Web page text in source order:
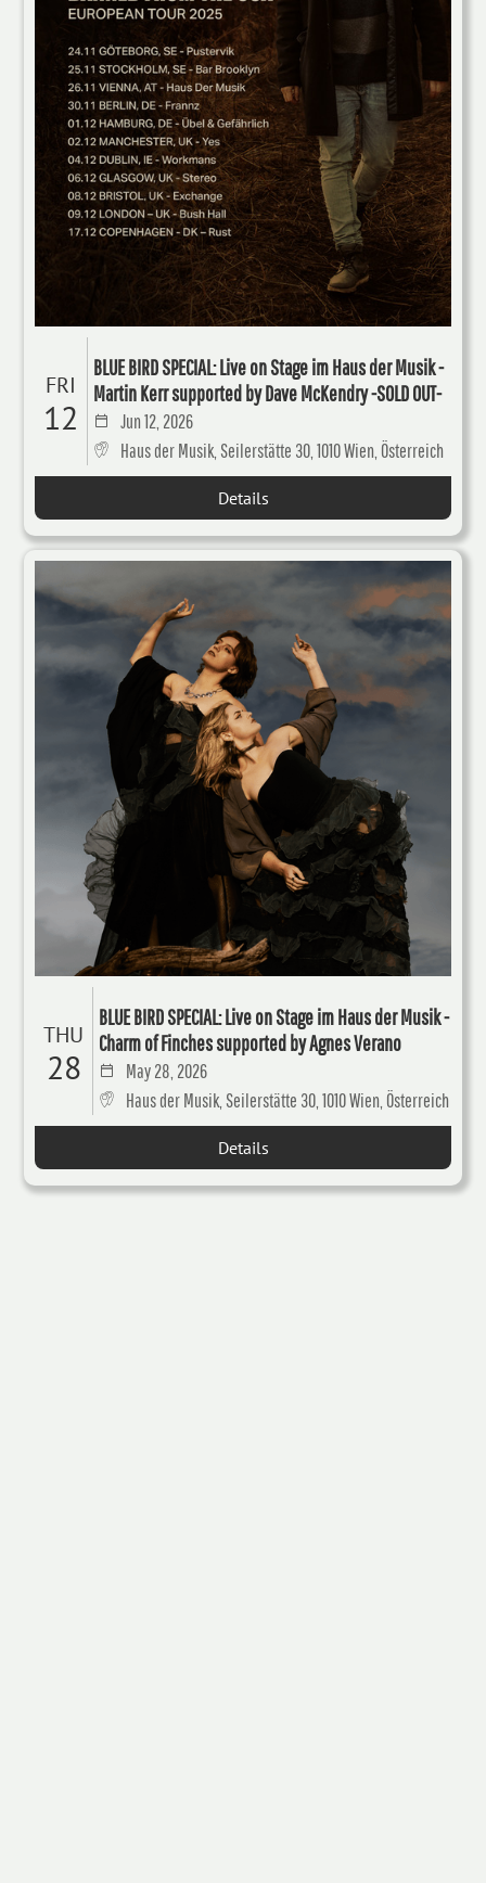
FRI
12
BLUE BIRD SPECIAL: Live on Stage im Haus der Musik -
Martin Kerr supported by Dave McKendry -SOLD OUT-
Jun 12, 2026
Haus der Musik, Seilerstätte 30, 1010 Wien, Österreich
Details
THU
28
BLUE BIRD SPECIAL: Live on Stage im Haus der Musik -
Charm of Finches supported by Agnes Verano
May 28, 2026
Haus der Musik, Seilerstätte 30, 1010 Wien, Österreich
Details